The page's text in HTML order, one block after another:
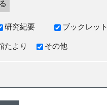
研究紀要 ブックレット
たより その他